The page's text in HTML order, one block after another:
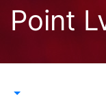
Перейти
Point